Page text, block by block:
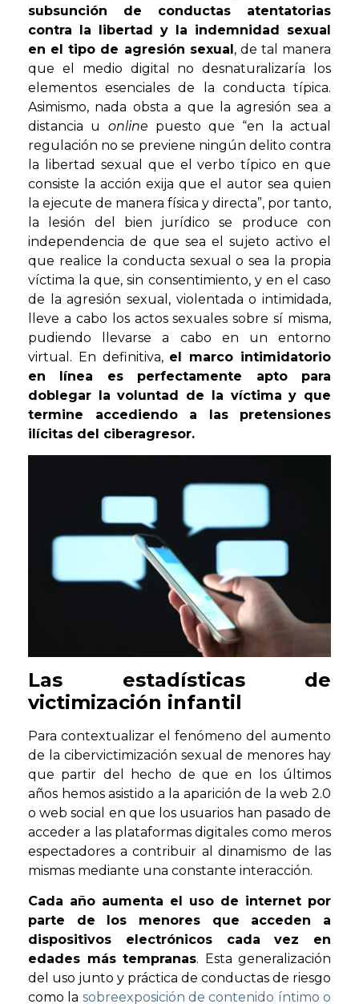
subsunción de conductas atentatorias
contra la libertad y la indemnidad sexual
en el tipo de agresión sexual, de tal manera
que el medio digital no desnaturalizaría los
elementos esenciales de la conducta típica.
Asimismo, nada obsta a que la agresión sea a
distancia u online puesto que “en la actual
regulación no se previene ningún delito contra
la libertad sexual que el verbo típico en que
consiste la acción exija que el autor sea quien
la ejecute de manera física y directa”, por tanto,
la lesión del bien jurídico se produce con
independencia de que sea el sujeto activo el
que realice la conducta sexual o sea la propia
víctima la que, sin consentimiento, y en el caso
de la agresión sexual, violentada o intimidada,
lleve a cabo los actos sexuales sobre sí misma,
pudiendo llevarse a cabo en un entorno
virtual. En definitiva, el marco intimidatorio
en línea es perfectamente apto para
doblegar la voluntad de la víctima y que
termine accediendo a las pretensiones
ilícitas del ciberagresor.
Las estadísticas de
victimización infantil
Para contextualizar el fenómeno del aumento
de la cibervictimización sexual de menores hay
que partir del hecho de que en los últimos
años hemos asistido a la aparición de la web 2.0
o web social en que los usuarios han pasado de
acceder a las plataformas digitales como meros
espectadores a contribuir al dinamismo de las
mismas mediante una constante interacción.
Cada año aumenta el uso de internet por
parte de los menores que acceden a
dispositivos electrónicos cada vez en
edades más tempranas. Esta generalización
del uso junto y práctica de conductas de riesgo
como la sobreexposición de contenido íntimo o